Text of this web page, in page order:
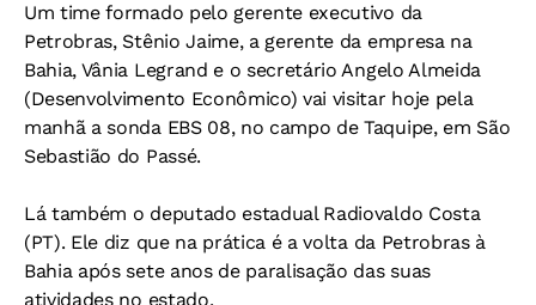
Um time formado pelo gerente executivo da
Petrobras, Stênio Jaime, a gerente da empresa na
Bahia, Vânia Legrand e o secretário Angelo Almeida
(Desenvolvimento Econômico) vai visitar hoje pela
manhã a sonda EBS 08, no campo de Taquipe, em São
Sebastião do Passé.
Lá também o deputado estadual Radiovaldo Costa
(PT). Ele diz que na prática é a volta da Petrobras à
Bahia após sete anos de paralisação das suas
atividades no estado.